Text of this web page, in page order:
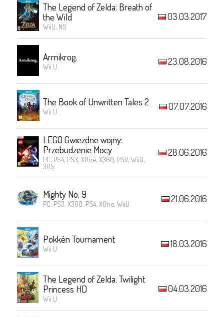
The Legend of Zelda: Breath of
the Wild
WiiU, NS
03.03.2017
Armikrog.
Wii U 23.08.2016
The Book of Unwritten Tales 2
Wii U 07.07.2016
LEGO Gwiezdne wojny:
Przebudzenie Mocy
PC, PS4, PS3, XOne, X360, PSV, WiiU,
3DS
28.06.2016
Mighty No. 9
PC, PS3, X360, PS4, XOne, WiiU 21.06.2016
Pokkén Tournament
Wii U 18.03.2016
The Legend of Zelda: Twilight
Princess HD
Wii U
04.03.2016